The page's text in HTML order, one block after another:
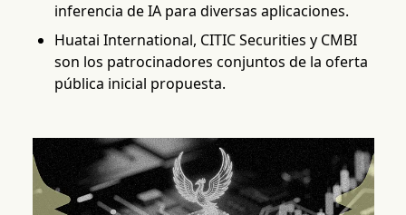
inferencia de IA para diversas aplicaciones.
Huatai International, CITIC Securities y CMBI
son los patrocinadores conjuntos de la oferta
pública inicial propuesta.